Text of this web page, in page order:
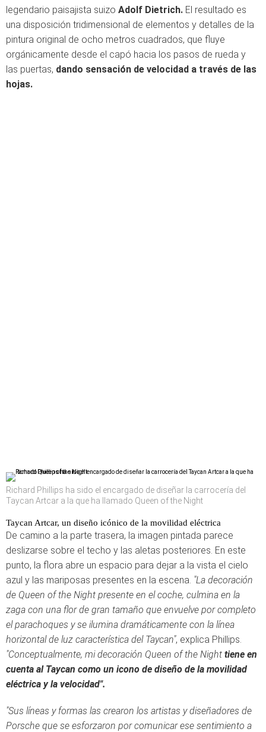
legendario paisajista suizo Adolf Dietrich. El resultado es
una disposición tridimensional de elementos y detalles de la
pintura original de ocho metros cuadrados, que fluye
orgánicamente desde el capó hacia los pasos de rueda y
las puertas, dando sensación de velocidad a través de las
hojas.
Richard Phillips ha sido el encargado de diseñar la carrocería del
Taycan Artcar a la que ha llamado Queen of the Night
Taycan Artcar, un diseño icónico de la movilidad eléctrica
De camino a la parte trasera, la imagen pintada parece
deslizarse sobre el techo y las aletas posteriores. En este
punto, la flora abre un espacio para dejar a la vista el cielo
azul y las mariposas presentes en la escena. "La decoración
de Queen of the Night presente en el coche, culmina en la
zaga con una flor de gran tamaño que envuelve por completo
el parachoques y se ilumina dramáticamente con la línea
horizontal de luz característica del Taycan", explica Phillips.
"Conceptualmente, mi decoración Queen of the Night tiene en
cuenta al Taycan como un icono de diseño de la movilidad
eléctrica y la velocidad".
"Sus líneas y formas las crearon los artistas y diseñadores de
Porsche que se esforzaron por comunicar ese sentimiento a